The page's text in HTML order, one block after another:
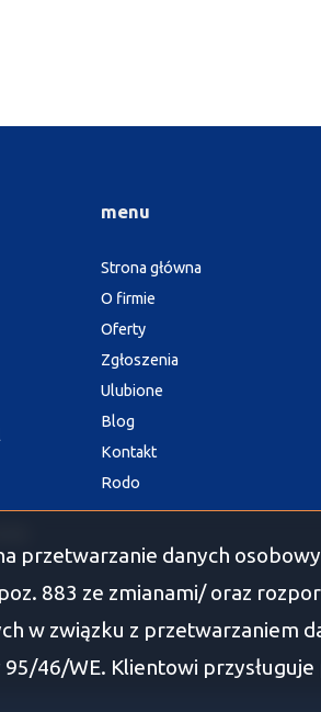
menu
Strona główna
O firmie
Oferty
Zgłoszenia
Ulubione
Blog
Kontakt
Rodo
przetwarzanie danych
883 ze zmianami/ oraz
w związku z przetwarzaniem
46/WE. Klientowi